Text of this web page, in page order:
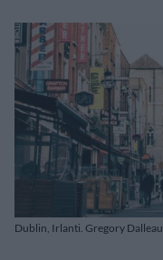
Dublin, Irlanti. Gregory Dalleau